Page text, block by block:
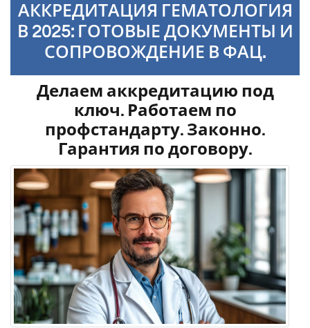
АККРЕДИТАЦИЯ ГЕМАТОЛОГИЯ
В 2025: ГОТОВЫЕ ДОКУМЕНТЫ И
СОПРОВОЖДЕНИЕ В ФАЦ.
Делаем аккредитацию под
ключ. Работаем по
профстандарту. Законно.
Гарантия по договору.